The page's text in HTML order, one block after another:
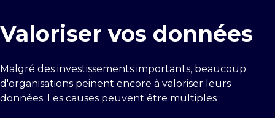
Valoriser vos données
Malgré des investissements importants, beaucoup
d'organisations peinent encore à valoriser leurs
données. Les causes peuvent être multiples :